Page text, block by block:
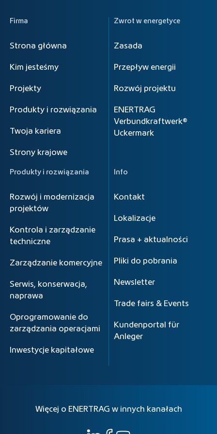
Firma
Strona główna
Kim jesteśmy
Projekty
Produkty i rozwiązania
Twoja kariera
Strony krajowe
Zwrot w energetyce
Zasada
Przepływ energii
Rozwój projektu
ENERTRAG
Verbundkraftwerk®
Uckermark
Produkty i rozwiązania
Rozwój i modernizacja
projektów
Kontrola i zarządzanie
techniczne
Zarządzanie komercyjne
Serwis, konserwacja,
naprawa
Oprogramowanie do
zarządzania operacjami
Inwestycje kapitałowe
Info
Kontakt
Lokalizacje
Prasa + aktualności
Pliki do pobrania
Newsletter
Trade fairs & Events
Kundenportal für
Anleger
Więcej o ENERTRAG w innych kanałach